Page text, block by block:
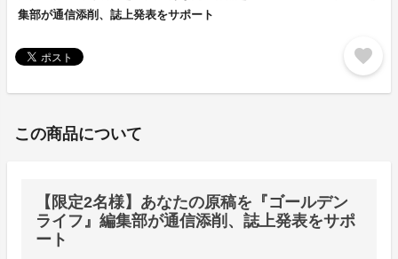
集部が通信添削、誌上発表をサポート
favorite
この商品について
【限定2名様】あなたの原稿を『ゴールデン
ライフ』編集部が通信添削、誌上発表をサポ
ート